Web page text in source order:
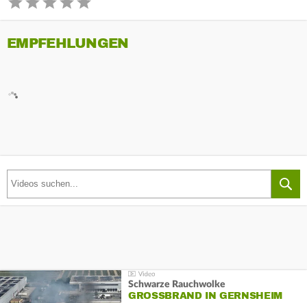
EMPFEHLUNGEN
Schwarze Rauchwolke
GROSSBRAND IN GERNSHEIM